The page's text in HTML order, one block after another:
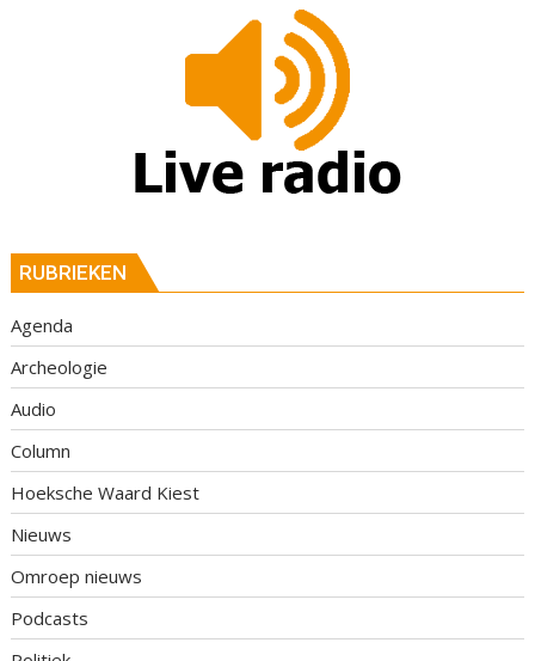
RUBRIEKEN
Agenda
Archeologie
Audio
Column
Hoeksche Waard Kiest
Nieuws
Omroep nieuws
Podcasts